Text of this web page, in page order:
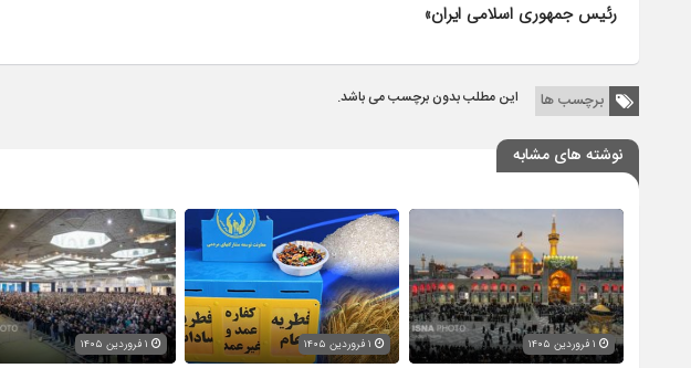
رئیس جمهوری اسلامی ایران»
برچسب ها این مطلب بدون برچسب می باشد.
نوشته های مشابه
۱ فروردین ۱۴۰۵